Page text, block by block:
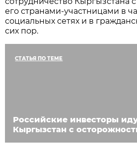
его странами-участницами в
социальных сетях и в
сих пор.
СТАТЬЯ ПО ТЕМЕ
Российские инвесторы
Кыргызстан с